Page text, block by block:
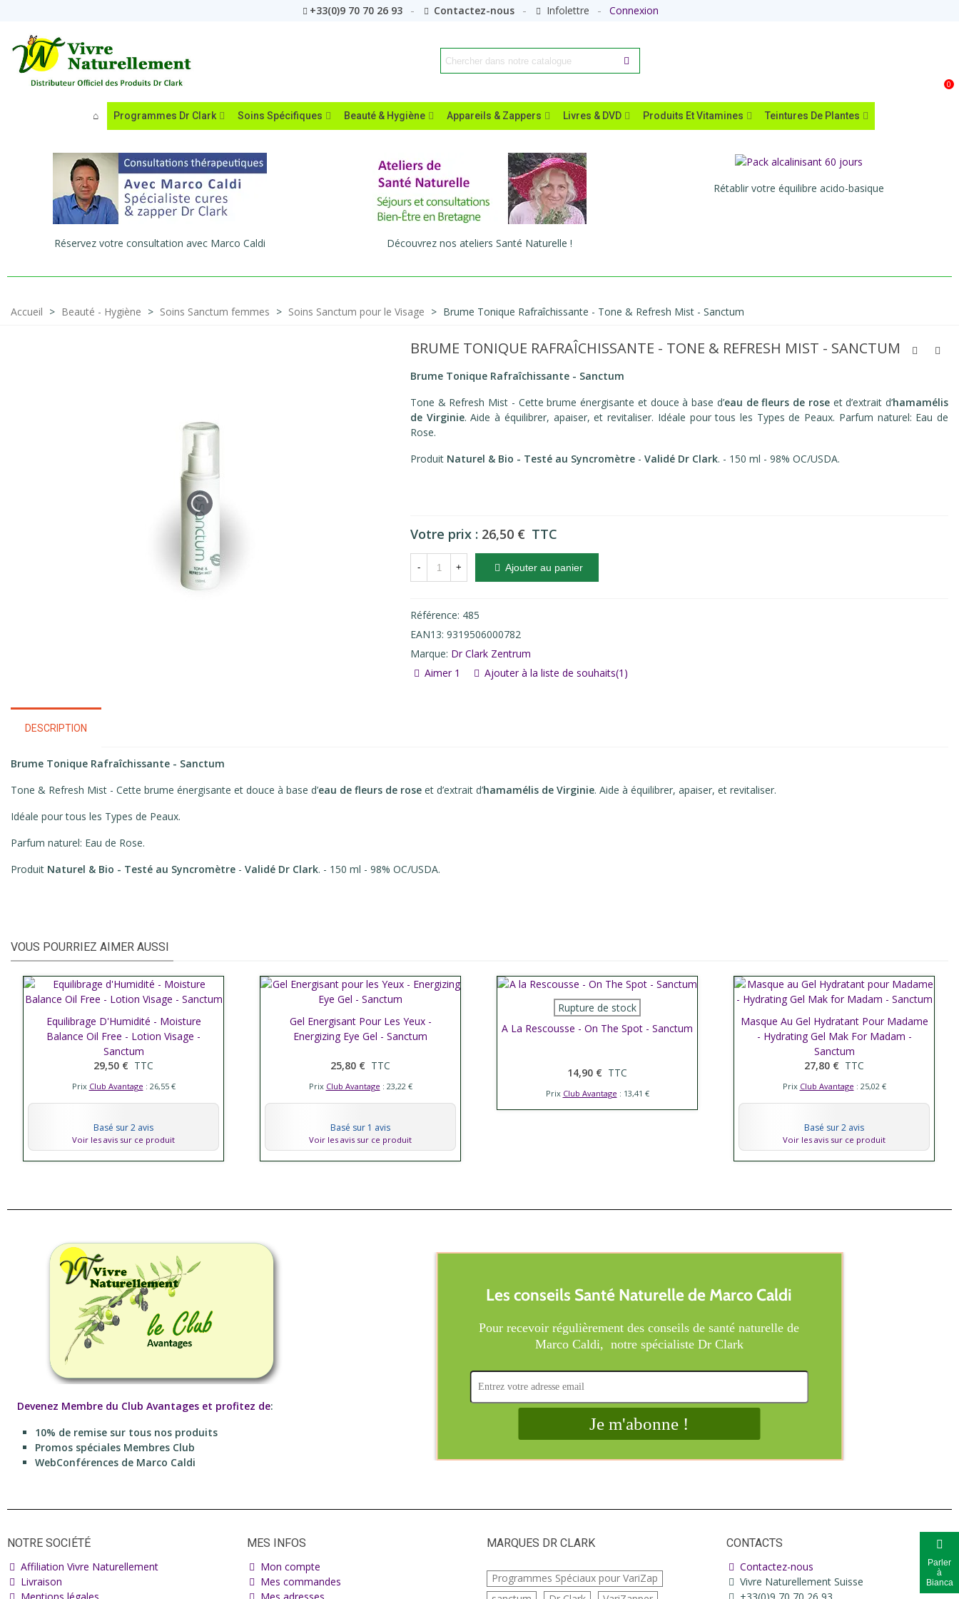
+33(0)9 70 70 26 93 Contactez-nous Infolettre Connexion
0
Programmes Dr Clark Soins Spécifiques Beauté & Hygiène Appareils & Zappers Livres & DVD Produits Et Vitamines Teintures De Plantes
Réservez votre consultation avec Marco Caldi Découvrez nos ateliers Santé Naturelle !
Rétablir votre équilibre acido-basique
Accueil > Beauté - Hygiène > Soins Sanctum femmes > Soins Sanctum pour le Visage > Brume Tonique Rafraîchissante - Tone & Refresh Mist - Sanctum
BRUME TONIQUE RAFRAÎCHISSANTE - TONE & REFRESH MIST - SANCTUM
Brume Tonique Rafraîchissante - Sanctum
Tone & Refresh Mist - Cette brume énergisante et douce à base d’eau de fleurs de roseet d’extrait d’hamamélis
de Virginie. Aide à équilibrer, apaiser, et revitaliser. Idéale pour tous les Types de Peaux. Parfum naturel: Eau de
Rose.
Produit Naturel & Bio - Testé au Syncromètre - Validé Dr Clark. - 150 ml - 98% OC/USDA.
Votre prix : 26,50 € TTC
- + Ajouter au panier
Référence: 485
EAN13: 9319506000782
Marque: Dr Clark Zentrum
Aimer 1 Ajouter à la liste de souhaits(1 )
DESCRIPTION
Brume Tonique Rafraîchissante - Sanctum
Tone & Refresh Mist - Cette brume énergisante et douce à base d’eau de fleurs de rose et d’extrait d’hamamélis de Virginie. Aide à équilibrer, apaiser, et revitaliser.
Idéale pour tous les Types de Peaux.
Parfum naturel: Eau de Rose.
Produit Naturel & Bio - Testé au Syncromètre - Validé Dr Clark. - 150 ml - 98% OC/USDA.
VOUS POURRIEZ AIMER AUSSI
Afficher plus
Equilibrage D'Humidité - Moisture
Balance Oil Free - Lotion Visage -
Sanctum
29,50 € TTC
Prix Club Avantage : 26,55 €
Basé sur 2 avis
Voir les avis sur ce produit
Afficher plus
Gel Energisant Pour Les Yeux -
Energizing Eye Gel - Sanctum
25,80 € TTC
Prix Club Avantage : 23,22 €
Basé sur 1 avis
Voir les avis sur ce produit
Afficher plus
Rupture de stock
A La Rescousse - On The Spot - Sanctum
14,90 € TTC
Prix Club Avantage : 13,41 €
Afficher plus
Masque Au Gel Hydratant Pour Madame
- Hydrating Gel Mak For Madam -
Sanctum
27,80 € TTC
Prix Club Avantage : 25,02 €
Basé sur 2 avis
Voir les avis sur ce produit
Devenez Membre du Club Avantages et profitez de:
10% de remise sur tous nos produits
Promos spéciales Membres Club
WebConférences de Marco Caldi
NOTRE SOCIÉTÉ
Affiliation Vivre Naturellement
Livraison
MES INFOS
Mon compte
Mes commandes
MARQUES DR CLARK
Programmes Spéciaux pour VariZap
CONTACTS
Contactez-nous
Vivre Naturellement Suisse
Parler
à
Bianca